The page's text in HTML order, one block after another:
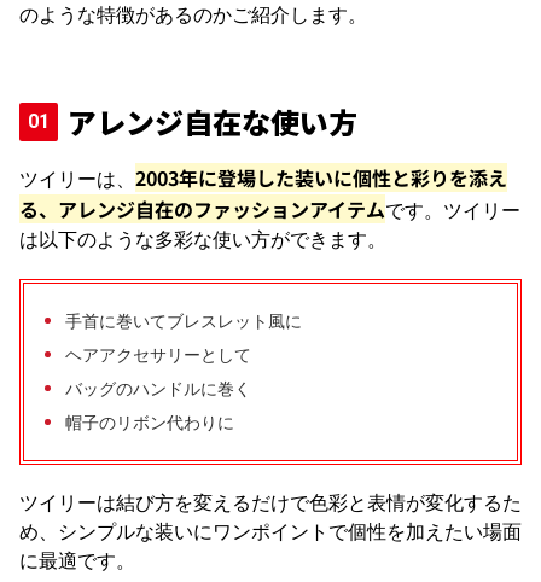
のような特徴があるのかご紹介します。
アレンジ自在な使い方
ツイリーは、 2003年に登場した装いに個性と彩りを添え
る、アレンジ自在のファッションアイテムです。 ツイリー
は以下のような多彩な使い方ができます。
手首に巻いてブレスレット風に
ヘアアクセサリーとして
バッグのハンドルに巻く
帽子のリボン代わりに
ツイリーは結び方を変えるだけで色彩と表情が変化するた
め、シンプルな装いにワンポイントで個性を加えたい場面
に最適です。